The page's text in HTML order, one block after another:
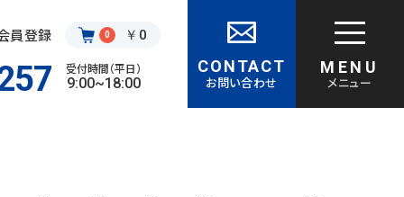
員登録 0 ￥0
受付時間（平日）
9:00~18:00
CONTACT
お問い合わせ
MENU
メニュー